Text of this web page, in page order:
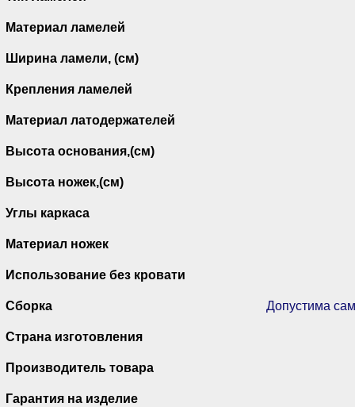
Материал ламелей
Ширина ламели, (см)
Крепления ламелей
Материал латодержателей
Высота основания,(см)
Высота ножек,(см)
Углы каркаса
Материал ножек
Использование без кровати
Сборка Допустима
Страна изготовления
Производитель товара
Гарантия на изделие